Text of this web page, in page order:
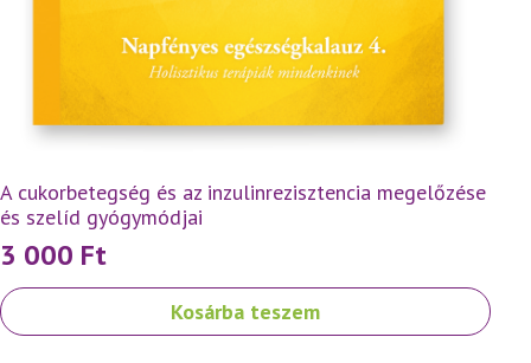
A cukorbetegség és az inzulinrezisztencia megelőzése
és szelíd gyógymódjai
3 000 Ft
Kosárba teszem